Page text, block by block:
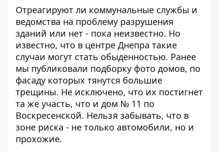
Отреагируют ли коммунальные службы и
ведомства на проблему разрушения
зданий или нет - пока неизвестно. Но
известно, что в центре Днепра такие
случаи могут стать обыденностью. Ранее
мы публиковали подборку фото домов, по
фасаду которых тянутся большие
трещины. Не исключено, что их постигнет
та же участь, что и дом № 11 по
Воскресенской. Нельзя забывать, что в
зоне риска - не только автомобили, но и
прохожие.